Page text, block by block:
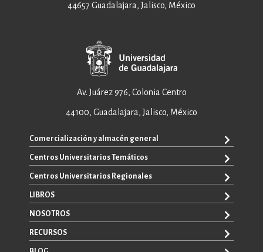
44657 Guadalajara, Jalisco, México
Av. Juárez 976, Colonia Centro
44100, Guadalajara, Jalisco, México
Comercialización y almacén general
ventas@editorial.udg.mx
WhatsApp: +52 33 1433 6869
Centros Universitarios Temáticos
CUAAD
CUCEA
CUCBA
CUCEI
CUCSH
Centros Universitarios Regionales
CUAAD
CUCBA
CUCOSTA
LIBROS
TODOS LOS LIBROS
E-BOOKS
NOSOTROS
SOBRE NOSOTROS
CONTACTO
RECURSOS